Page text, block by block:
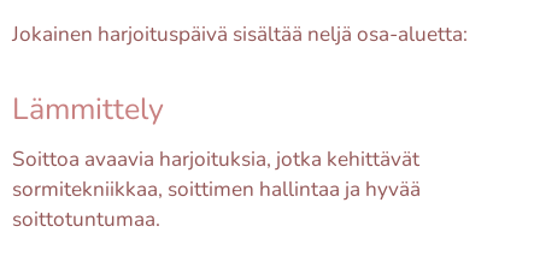
Jokainen harjoituspäivä sisältää neljä osa-aluetta:
Lämmittely
Soittoa avaavia harjoituksia, jotka kehittävät
sormitekniikkaa, soittimen hallintaa ja hyvää
soittotuntumaa.